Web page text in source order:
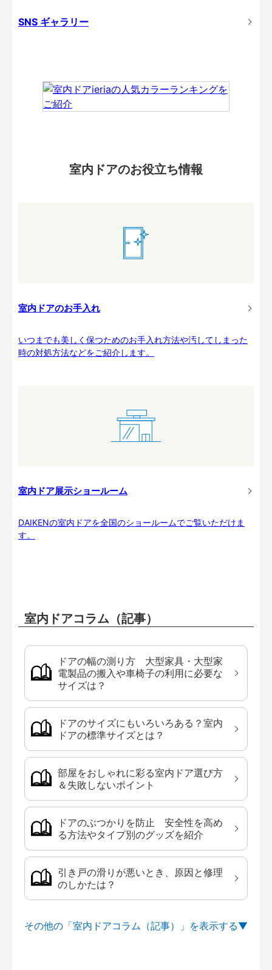
SNS ギャラリー
室内ドアのお役立ち情報
室内ドアのお手入れ
いつまでも美しく保つためのお手入れ方法や汚してしまった
時の対処方法などをご紹介します。
室内ドア展示ショールーム
DAIKENの室内ドアを全国のショールームでご覧いただけま
す。
室内ドアコラム（記事）
ドアの幅の測り方 大型家具・大型家
電製品の搬入や車椅子の利用に必要な
サイズは？
ドアのサイズにもいろいろある？室内
ドアの標準サイズとは？
部屋をおしゃれに彩る室内ドア選び方
＆失敗しないポイント
ドアのぶつかりを防止 安全性を高め
る方法やタイプ別のグッズを紹介
引き戸の滑りが悪いとき、原因と修理
のしかたは？
その他の「室内ドアコラム（記事）」を